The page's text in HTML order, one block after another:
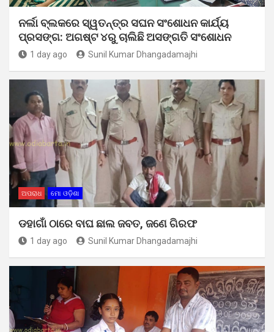
ନର୍ଲା ବ୍ଲକରେ ସ୍ୱତନ୍ତ୍ର ସଘନ ସଂଶୋଧନ କାର୍ଯ୍ୟ
ପ୍ରସଙ୍ଗ: ଅଗଷ୍ଟ ୪ରୁ ଚାଲିଛି ଅସଙ୍ଗତି ସଂଶୋଧନ
1 day ago Sunil Kumar Dhangadamajhi
ଅପରାଧ ମୋ ଓଡ଼ିଶା
ଡହାଗାଁ ଠାରେ ବାଘ ଛାଲ ଜବତ, ଜଣେ ଗିରଫ
1 day ago Sunil Kumar Dhangadamajhi